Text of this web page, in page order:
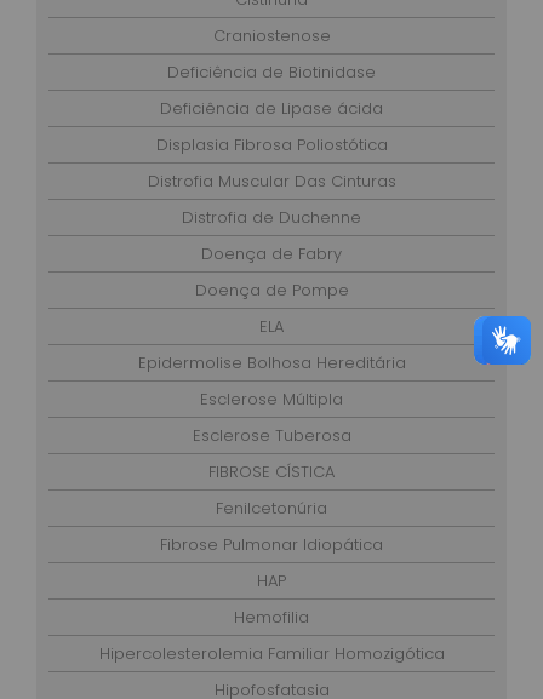
Craniostenose
Deficiência de Biotinidase
Deficiência de Lipase ácida
Displasia Fibrosa Poliostótica
Distrofia Muscular Das Cinturas
Distrofia de Duchenne
Doença de Fabry
Doença de Pompe
ELA
Epidermolise Bolhosa Hereditária
Esclerose Múltipla
Esclerose Tuberosa
FIBROSE CÍSTICA
Fenilcetonúria
Fibrose Pulmonar Idiopática
HAP
Hemofilia
Hipercolesterolemia Familiar Homozigótica
Hipofosfatasia